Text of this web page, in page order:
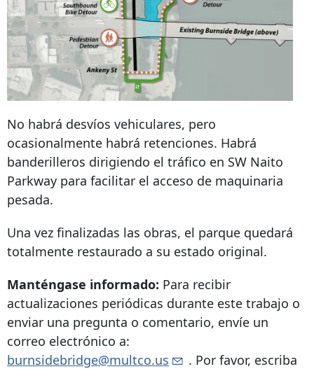
No habrá desvíos vehiculares, pero
ocasionalmente habrá retenciones. Habrá
banderilleros dirigiendo el tráfico en SW Naito
Parkway para facilitar el acceso de maquinaria
pesada.
Una vez finalizadas las obras, el parque quedará
totalmente restaurado a su estado original.
Manténgase informado: Para recibir
actualizaciones periódicas durante este trabajo o
enviar una pregunta o comentario, envíe un
correo electrónico a:
burnsidebridge@multco.us
. Por favor, escriba